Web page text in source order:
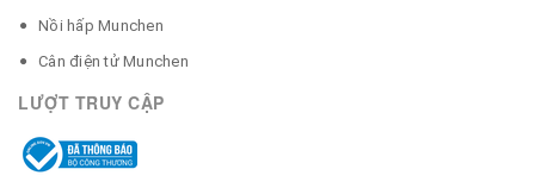
Nồi hấp Munchen
Cân điện tử Munchen
LƯỢT TRUY CẬP